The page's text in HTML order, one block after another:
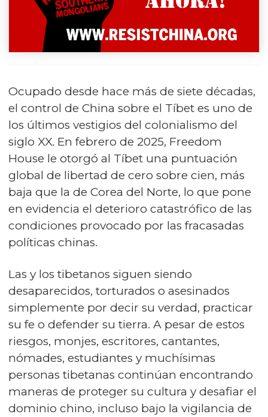
Ocupado desde hace más de siete décadas,
el control de China sobre el Tíbet es uno de
los últimos vestigios del colonialismo del
siglo XX. En febrero de 2025, Freedom
House le otorgó al Tíbet una puntuación
global de libertad de cero sobre cien, más
baja que la de Corea del Norte, lo que pone
en evidencia el deterioro catastrófico de las
condiciones provocado por las fracasadas
políticas chinas.
Las y los tibetanos siguen siendo
desaparecidos, torturados o asesinados
simplemente por decir su verdad, practicar
su fe o defender su tierra. A pesar de estos
riesgos, monjes, escritores, cantantes,
nómades, estudiantes y muchísimas
personas tibetanas continúan encontrando
maneras de proteger su cultura y desafiar el
dominio chino, incluso bajo la vigilancia de